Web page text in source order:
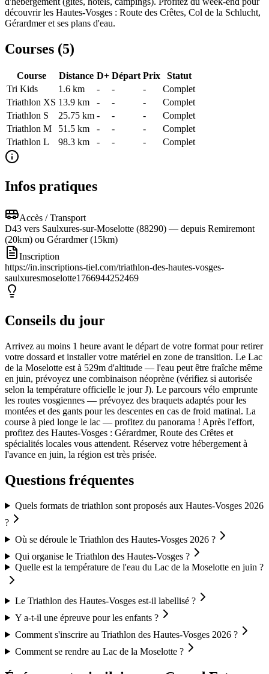
découvrir les Hautes-Vosges : Route des Crêtes, Col de la Schlucht,
Gérardmer et ses plans d'eau.
Courses (5)
Course Distance D+ Départ Prix
Statut
Tri Kids
1.6 km - - -
Complet
Triathlon XS 13.9 km - - -
Complet
Triathlon S
25.75 km - - -
Complet
Triathlon M
51.5 km - - -
Complet
Triathlon L
98.3 km - - - Complet
Infos pratiques
Accès / Transport
D43 vers Saulxures-sur-Moselotte (88290) — depuis Remiremont
(20km) ou Gérardmer (15km)
Inscription
https://in.inscriptions-tiel.com/triathlon-des-hautes-vosges-
saulxuresmoselotte1766944252469
Conseils du jour
Arrivez au moins 1 heure avant le départ de votre format pour retirer
votre dossard et installer votre matériel en zone de transition. Le Lac
de la Moselotte est à 529m d'altitude — l'eau peut être fraîche même
en juin, prévoyez une combinaison néoprène (vérifiez si autorisée
selon la température officielle le jour J). Le parcours vélo emprunte
les routes vosgiennes — prévoyez des braquets adaptés pour les
montées et des gants pour les descentes en cas de froid matinal. La
course à pied longe le lac — profitez du panorama ! Après l'effort,
profitez des Hautes-Vosges : Gérardmer, Route des Crêtes et
spécialités locales vous attendent. Réservez votre hébergement à
l'avance en juin, la région est très prisée.
Questions fréquentes
Quels formats de triathlon sont proposés aux Hautes-Vosges 2026
?
Où se déroule le Triathlon des Hautes-Vosges 2026 ?
Qui organise le Triathlon des Hautes-Vosges ?
Quelle est la température de l'eau du Lac de la Moselotte en juin ?
Le Triathlon des Hautes-Vosges est-il labellisé ?
Y a-t-il une épreuve pour les enfants ?
Comment s'inscrire au Triathlon des Hautes-Vosges 2026 ?
Comment se rendre au Lac de la Moselotte ?